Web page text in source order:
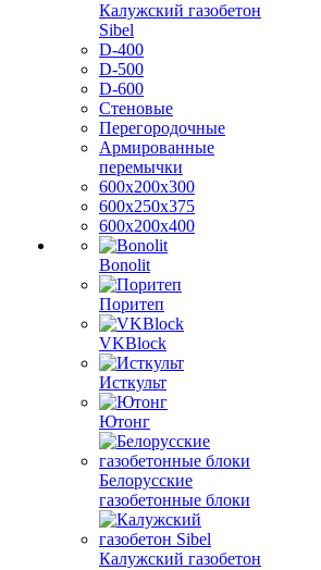
Калужский газобетон
Sibel
D-400
D-500
D-600
Стеновые
Перегородочные
Армированные
перемычки
600х200х300
600х250х375
600х200х400
Bonolit
Поритеп
VKBlock
Исткульт
Ютонг
Белорусские
газобетонные блоки
Калужский газобетон